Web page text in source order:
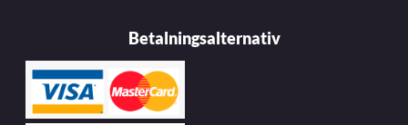
Betalningsalternativ